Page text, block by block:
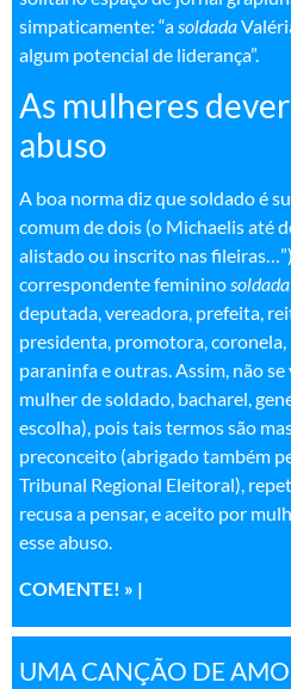
simpaticamente: “asoldada
algum potencial de liderança”.
As mulheres
abuso
A boa norma diz que soldado é
comum de dois (o Michaelis até
alistado ou inscrito nas
correspondente femininosoldada
deputada, vereadora, prefeita,
presidenta, promotora, coronela,
paraninfa e outras. Assim, não
mulher de soldado, bacharel,
escolha), pois tais termos são
preconceito (abrigado também
Tribunal Regional Eleitoral),
recusa a pensar, e aceito por
esse abuso.
COMENTE! » |
UMA CANÇÃO DE